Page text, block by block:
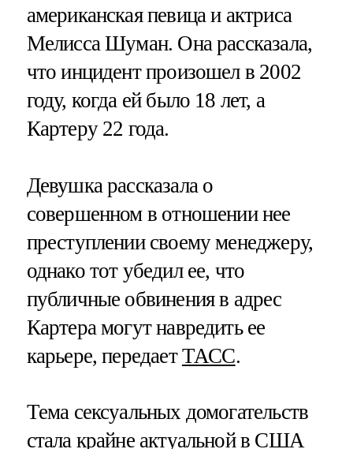
американская певица и актриса
Мелисса Шуман. Она рассказала,
что инцидент произошел в 2002
году, когда ей было 18 лет, а
Картеру 22 года.
Девушка рассказала о
совершенном в отношении нее
преступлении своему менеджеру,
однако тот убедил ее, что
публичные обвинения в адрес
Картера могут навредить ее
карьере, передаетТАСС.
Тема сексуальных домогательств
стала крайне актуальной в США